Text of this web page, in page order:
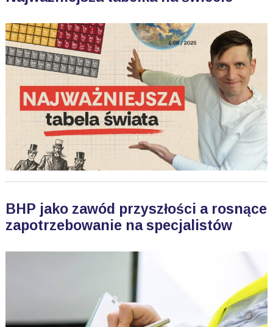
BHP jako zawód przyszłości a rosnące
zapotrzebowanie na specjalistów